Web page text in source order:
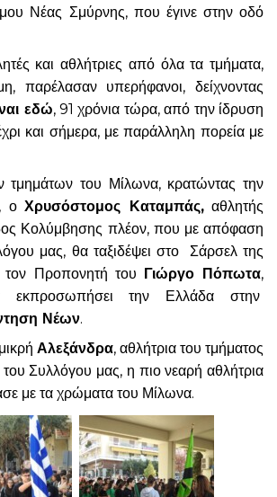
Νέας Σμύρνης, που έγινε στην οδό
και αθλήτριες από όλα τα τμήματα,
παρέλασαν υπερήφανοι, δείχνοντας
εδώ, 91 χρόνια τώρα, από την ίδρυση
και σήμερα, με παράλληλη πορεία με
τμημάτων του Μίλωνα, κρατώντας την
οΧρυσόστομος Καταμπάς,αθλητής
Κολύμβησης πλέον, που με απόφαση
μας, θα ταξιδέψει στο Σάρσελ της
τον Προπονητή του
Γιώργο Πόπωτα,
εκπροσωπήσει την Ελλάδα στην
Νέων.
Αλεξάνδρα, αθλήτρια του τμήματος
του Συλλόγου μας, η πιο νεαρή αθλήτρια
με τα χρώματα του Μίλωνα.